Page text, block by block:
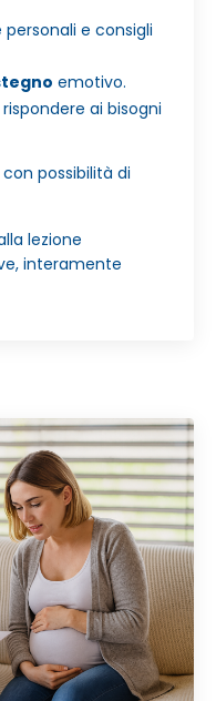
personali e consigli
emotivo.
ai bisogni
con possibilità di
lezione
interamente